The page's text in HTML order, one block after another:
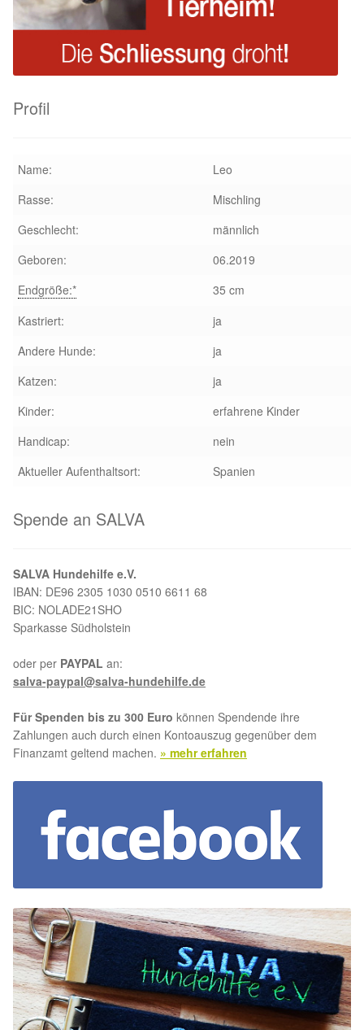
Regenbogenbrücke
Aktuelles
SALVA News
Kreativprojekte
Partnertierheim La Linea in Spanien
Aktion „Hilfe La Linea“
Partnertierheim in Bulgarien
Profil
Name:
Leo
Rasse:
Mischling
Geschlecht:
männlich
Geboren:
06.2019
Endgröße:*
35 cm
Kastriert:
ja
Andere Hunde:
ja
Katzen:
ja
Kinder:
erfahrene Kinder
Handicap:
nein
Aktueller Aufenthaltsort:
Spanien
Spende an SALVA
SALVA Hundehilfe e.V.
IBAN: DE96 2305 1030 0510 6611 68
BIC: NOLADE21SHO
Sparkasse Südholstein
oder per PAYPAL an:
salva-paypal@salva-hundehilfe.de
Für Spenden bis zu 300 Euro können Spendende ihre
Zahlungen auch durch einen Kontoauszug gegenüber dem
Finanzamt geltend machen. » mehr erfahren